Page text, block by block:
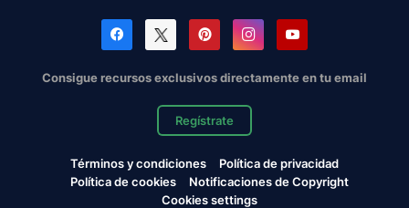
Consigue recursos exclusivos directamente en tu email
Regístrate
Términos y condiciones
Política de privacidad
Política de cookies
Notificaciones de Copyright
Cookies settings